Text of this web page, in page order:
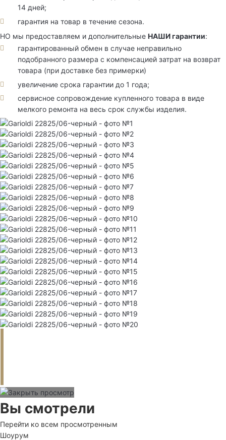
14 дней;
гарантия на товар в течение сезона.
НО мы предоставляем и дополнительные НАШИ гарантии:
гарантированный обмен в случае неправильно
подобранного размера с компенсацией затрат на возврат
товара (при доставке без примерки)
увеличение срока гарантии до 1 года;
сервисное сопровождение купленного товара в виде
мелкого ремонта на весь срок службы изделия.
Вы смотрели
Перейти ко всем просмотренным
Шоурум